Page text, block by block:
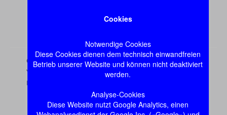
Cookies
Notwendige Cookies
Diese Cookies dienen dem technisch einwandfreien
Betrieb unserer Website und können nicht deaktiviert
werden.
Analyse-Cookies
Diese Website nutzt Google Analytics, einen